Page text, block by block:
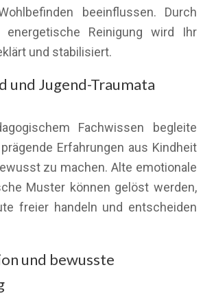
beeinflussen. Durch
energetische Reinigung wird Ihr
und stabilisiert.
und Jugend-Traumata
Fachwissen begleite
Erfahrungen aus Kindheit
zu machen. Alte emotionale
Muster können gelöst werden,
freier handeln und entscheiden
und bewusste